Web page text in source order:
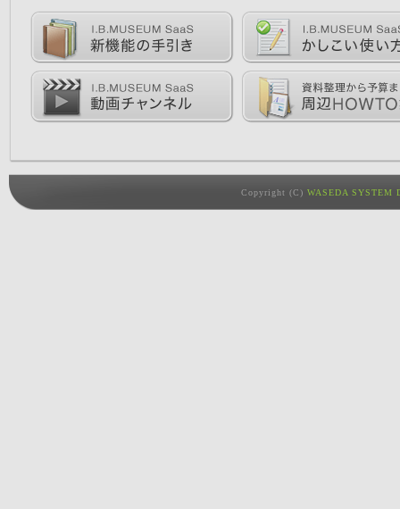
Copyright (C) WASEDA SYSTEM